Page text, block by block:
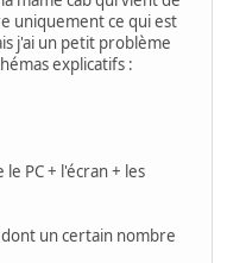
uniquement ce qui est
j'ai un petit problème
explicatifs :
PC + l'écran + les
un certain nombre